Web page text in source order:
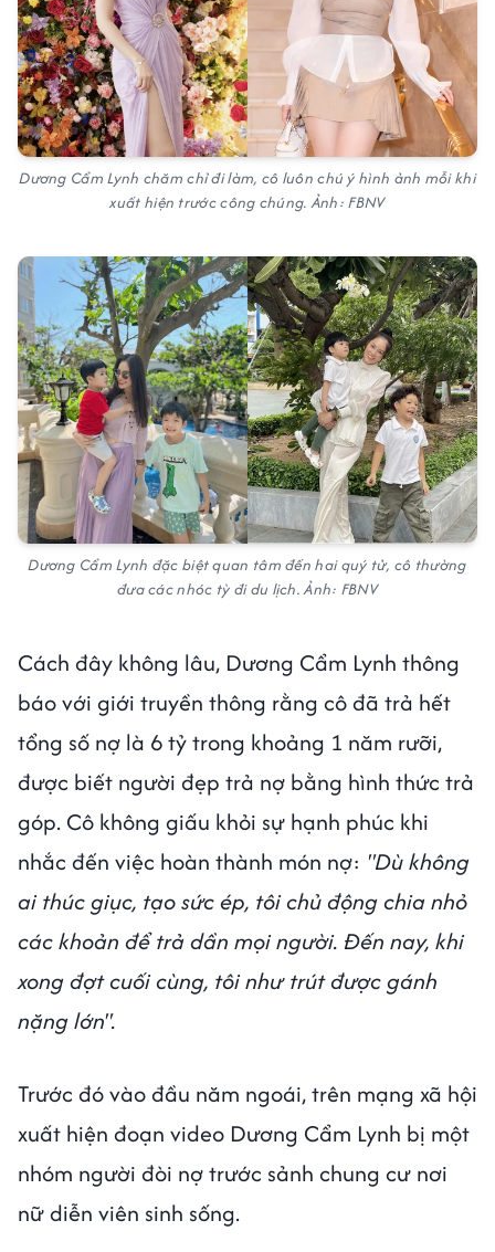
Dương Cẩm Lynh chăm chỉ đi làm, cô luôn chú ý hình ảnh mỗi khi
xuất hiện trước công chúng. Ảnh: FBNV
Dương Cẩm Lynh đặc biệt quan tâm đến hai quý tử, cô thường
đưa các nhóc tỳ đi du lịch. Ảnh: FBNV
Cách đây không lâu, Dương Cẩm Lynh thông
báo với giới truyền thông rằng cô đã trả hết
tổng số nợ là 6 tỷ trong khoảng 1 năm rưỡi,
được biết người đẹp trả nợ bằng hình thức trả
góp. Cô không giấu khỏi sự hạnh phúc khi
nhắc đến việc hoàn thành món nợ: "Dù không
ai thúc giục, tạo sức ép, tôi chủ động chia nhỏ
các khoản để trả dần mọi người. Đến nay, khi
xong đợt cuối cùng, tôi như trút được gánh
nặng lớn".
Trước đó vào đầu năm ngoái, trên mạng xã hội
xuất hiện đoạn video Dương Cẩm Lynh bị một
nhóm người đòi nợ trước sảnh chung cư nơi
nữ diễn viên sinh sống.